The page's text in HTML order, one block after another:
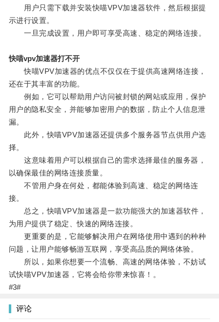
用户只需下载并安装快喵VPV加速器软件，然后根据提
示进行设置。
一旦完成设置，用户即可享受高速、稳定的网络连接。
快喵vpv加速器打不开
快喵VPV加速器的优点不仅仅在于提供高速网络连接，
还在于其丰富的功能。
例如，它可以帮助用户访问被封锁的网站或应用，保护
用户的隐私安全，并能够加密用户的数据，防止个人信息泄
漏。
此外，快喵VPV加速器还提供多个服务器节点供用户选
择。
这意味着用户可以根据自己的需求选择最佳的服务器，
以确保最佳的网络连接质量。
不管用户身在何处，都能体验到高速、稳定的网络连
接。
总之，快喵VPV加速器是一款功能强大的加速器软件，
为用户提供了稳定、快速的网络连接。
更重要的是，它能够解决用户在网络使用中遇到的种种
问题，让用户能够畅游互联网，享受高品质的网络体验。
所以，如果你想要一个流畅、高速的网络体验，不妨试
试快喵VPV加速器，它将会给你带来惊喜！。
#3#
评论